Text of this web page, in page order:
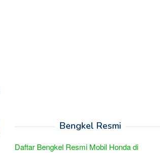
Bengkel Resmi
Daftar Bengkel Resmi Mobil Honda di